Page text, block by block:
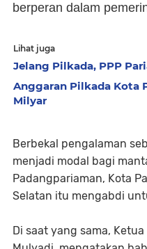
berperan dalam
Lihat juga
Jelang Pilkada, PPP
Anggaran Pilkada Kota
Milyar
Berbekal pengalaman
menjadi modal bagi
Padangpariaman, Kota
Selatan itu mengabdi
Di saat yang sama, Ketua